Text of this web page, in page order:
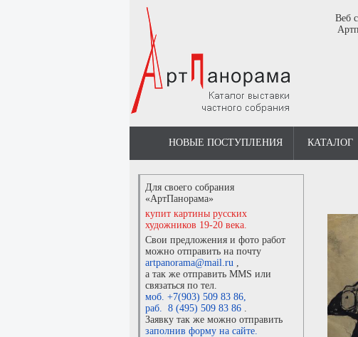
Веб
НОВЫЕ ПОСТУПЛЕНИЯ КАТАЛОГ
Для своего собрания
«АртПанорама»
купит картины русских
художников 19-20 века.
Свои предложения и фото работ
можно отправить на почту
artpanorama@mail.ru ,
а так же отправить MMS или
связаться по тел.
моб. +7(903) 509 83 86,
раб. 8 (495) 509 83 86 .
Заявку так же можно отправить
заполнив форму на сайте.